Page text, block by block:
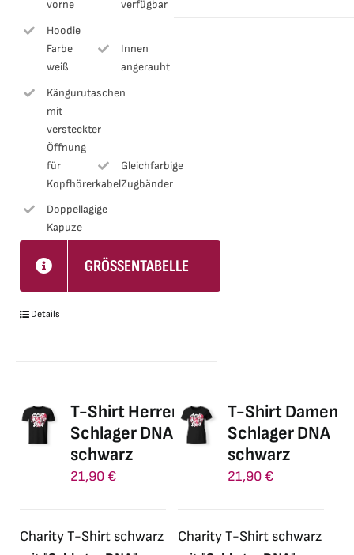
vorne
verfügbar
Hoodie
Farbe
weiß
Innen
angerauht
Kängurutaschen
mit
versteckter
Öffnung
für
Kopfhörerkabel
Gleichfarbige
Zugbänder
Doppellagige
Kapuze
GRÖSSENTABELLE
Details
T-Shirt Herren
Schlager DNA
schwarz
21,90 €
Charity T-Shirt schwarz
T-Shirt Damen
Schlager DNA
schwarz
21,90 €
Charity T-Shirt schwarz